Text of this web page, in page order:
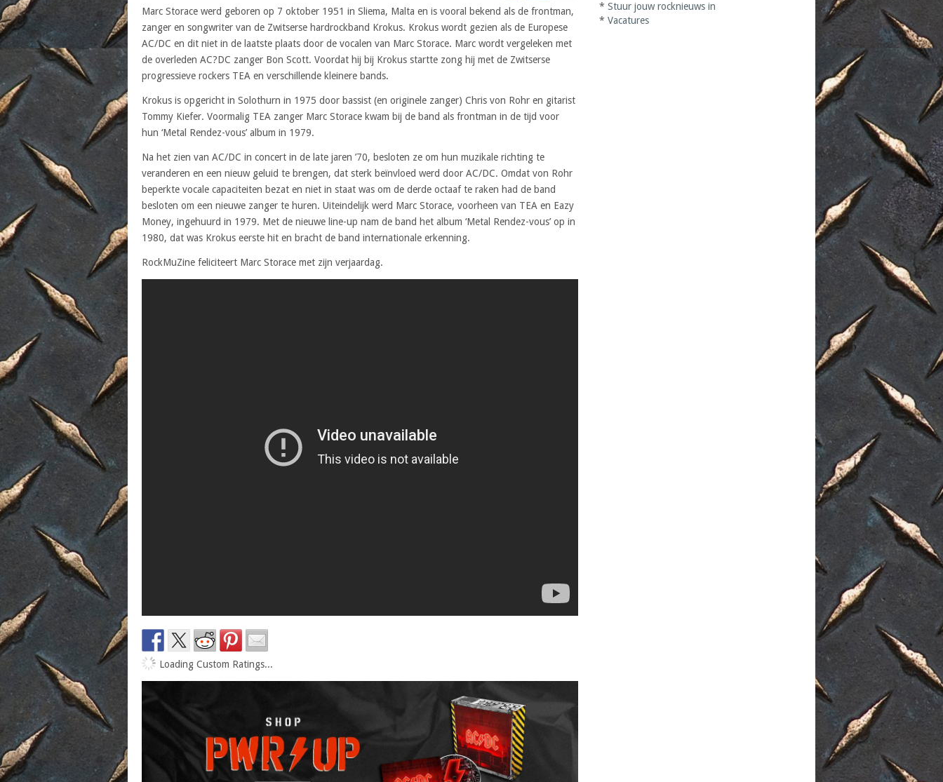
Marc Storace werd geboren op 7 oktober 1951 in Sliema, Malta en is vooral bekend als de frontman,
zanger en songwriter van de Zwitserse hardrockband Krokus. Krokus wordt gezien als de Europese
AC/DC en dit niet in de laatste plaats door de vocalen van Marc Storace. Marc wordt vergeleken met
de overleden AC?DC zanger Bon Scott. Voordat hij bij Krokus startte zong hij met de Zwitserse
progressieve rockers TEA en verschillende kleinere bands.
Krokus is opgericht in Solothurn in 1975 door bassist (en originele zanger) Chris von Rohr en gitarist
Tommy Kiefer. Voormalig TEA zanger Marc Storace kwam bij de band als frontman in de tijd voor
hun ‘Metal Rendez-vous’ album in 1979.
Na het zien van AC/DC in concert in de late jaren ’70, besloten ze om hun muzikale richting te
veranderen en een nieuw geluid te brengen, dat sterk beïnvloed werd door AC/DC. Omdat von Rohr
beperkte vocale capaciteiten bezat en niet in staat was om de derde octaaf te raken had de band
besloten om een nieuwe zanger te huren. Uiteindelijk werd Marc Storace, voorheen van TEA en Eazy
Money, ingehuurd in 1979. Met de nieuwe line-up nam de band het album ‘Metal Rendez-vous’ op in
1980, dat was Krokus eerste hit en bracht de band internationale erkenning.
RockMuZine feliciteert Marc Storace met zijn verjaardag.
Loading Custom Ratings...
*Stuur jouw rocknieuws in
*Vacatures